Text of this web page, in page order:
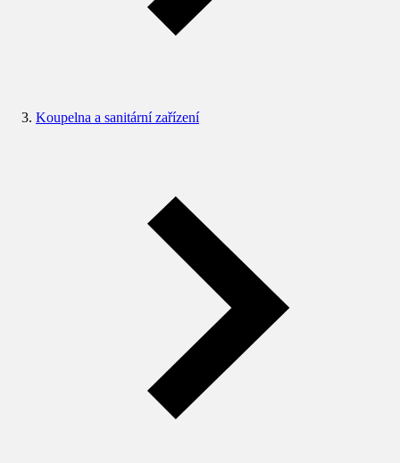
Koupelna a sanitární zařízení